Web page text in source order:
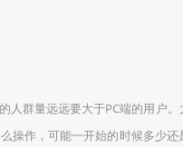
群量远远要大于PC端的用户
作，可能一开始的时候多少还